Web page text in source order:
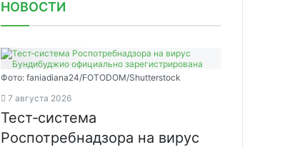
НОВОСТИ
Фото: faniadiana24/FOTODOM/Shutterstock
7 августа 2026
Тест‑система
Роспотребнадзора на вирус